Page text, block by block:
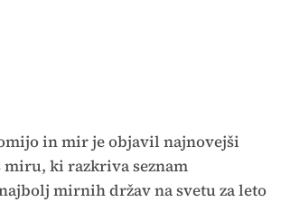
in mir je objavil najnovejši
ki razkriva seznam
mirnih držav na svetu za leto